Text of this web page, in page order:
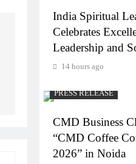
India Spiritual
Celebrates
Leadership and
14 hours ago
PRESS RELEASE
CMD Business
“CMD Coffee
2026” in Noida